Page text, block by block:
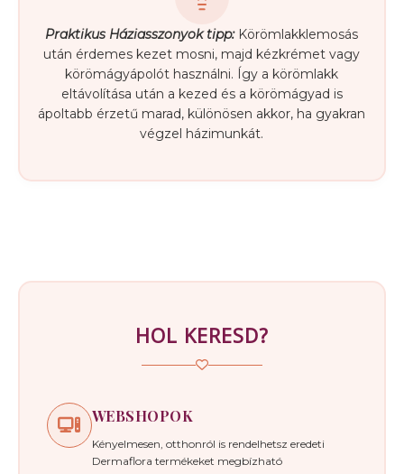
Praktikus Háziasszonyok tipp:Körömlakklemosás
után érdemes kezet mosni, majd kézkrémet vagy
körömágyápolót használni. Így a körömlakk
eltávolítása után a kezed és a körömágyad is
ápoltabb érzetű marad, különösen akkor, ha gyakran
végzel házimunkát.
HOL KERESD?
WEBSHOPOK
Kényelmesen, otthonról is rendelhetsz eredeti
Dermaflora termékeket megbízható